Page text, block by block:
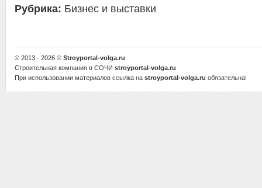
Рубрика: Бизнес и выставки
© 2013 - 2026 © Stroyportal-volga.ru
Строительная компания в СОЧИ stroyportal-volga.ru
При использовании материалов ссылка на stroyportal-volga.ru обязательна!